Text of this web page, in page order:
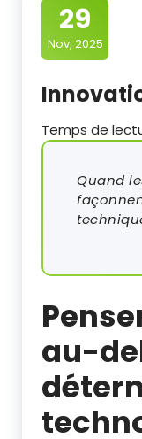
29
Nov, 2025
Temps de
Quand
au-